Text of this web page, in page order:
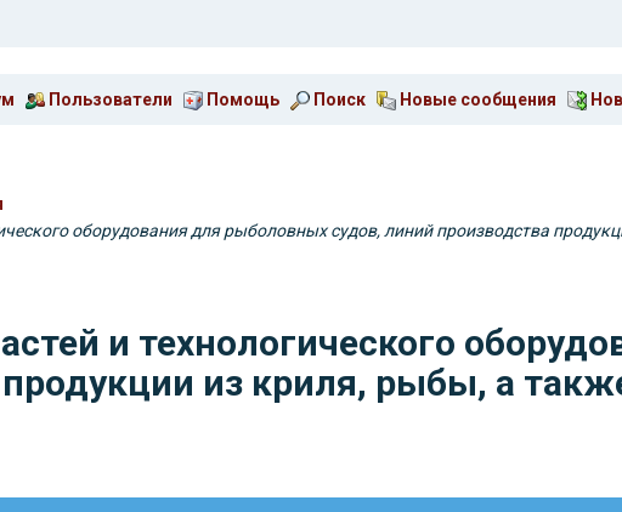
Пользователи Помощь Поиск Новые сообщения
оборудования для рыболовных судов, линий производства
и технологического
из криля, рыбы, а